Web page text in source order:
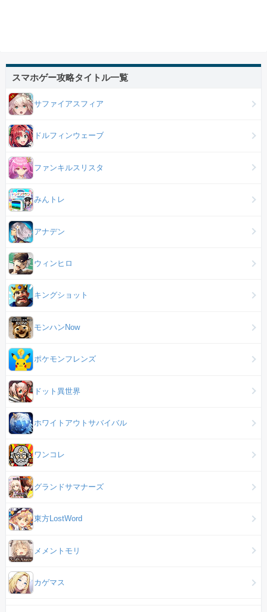
スマホゲー攻略タイトル一覧
サファイアスフィア
ドルフィンウェーブ
ファンキルスリスタ
みんトレ
アナデン
ウィンヒロ
キングショット
モンハンNow
ポケモンフレンズ
ドット異世界
ホワイトアウトサバイバル
ワンコレ
グランドサマナーズ
東方LostWord
メメントモリ
カゲマス